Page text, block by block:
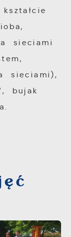
sieciami
sieciami),
bujak
usług.
treści w